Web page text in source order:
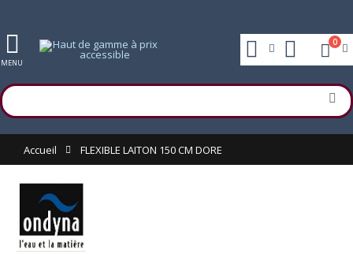
MENU
0
Accueil FLEXIBLE LAITON 150 CM DORE